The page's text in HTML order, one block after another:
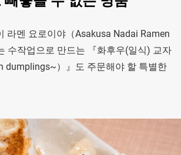
라멘 요로이야（Asakusa Nadai Ramen
수작업으로 만드는 『화후우(일식) 교자
dumplings~）』도 주문해야 할 특별한